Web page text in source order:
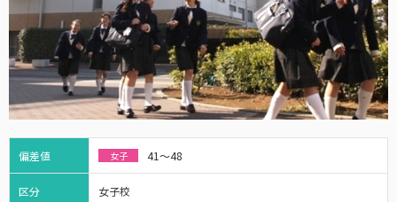
偏差値 女子 41～48
区分 女子校